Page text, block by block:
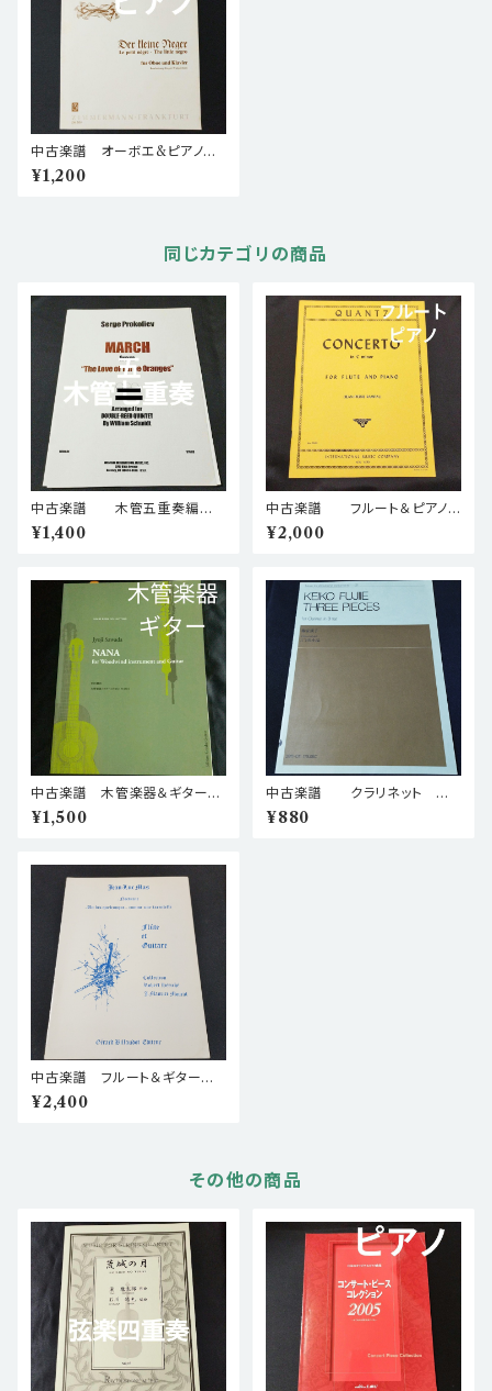
中古楽譜 オーボエ&ピアノ編
曲 ドビュッシー 小さな黒
人 棚BASEa5
¥1,200
同じカテゴリの商品
中古楽譜 木管五重奏編
プロコフィエフ 行進曲 三つ
のオレンジへの恋より 棚BAS
¥1,400
中古楽譜 フルート＆ピアノ
編曲 クヴァンツ フルート協
奏曲・ハ短調 棚BASEa4
¥2,000
中古楽譜 木管楽器＆ギター
沢田穣治 木管楽器とギターの
ためのNANA 棚BASEa3
¥1,500
中古楽譜 クラリネット 藤
家溪子 クラリネットのための三
つの小品 棚BASEa2
¥880
中古楽譜 フルート＆ギター J
ean-Luc MAS ノクターン
棚BASEa2
¥2,400
その他の商品